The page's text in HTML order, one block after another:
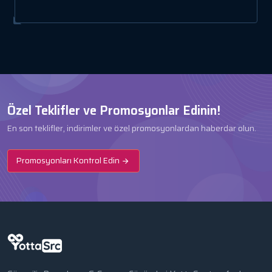
Özel Teklifler ve Promosyonlar Edinin!
En son teklifler, indirimler ve özel promosyonlardan haberdar olun.
Promosyonları Kontrol Edin